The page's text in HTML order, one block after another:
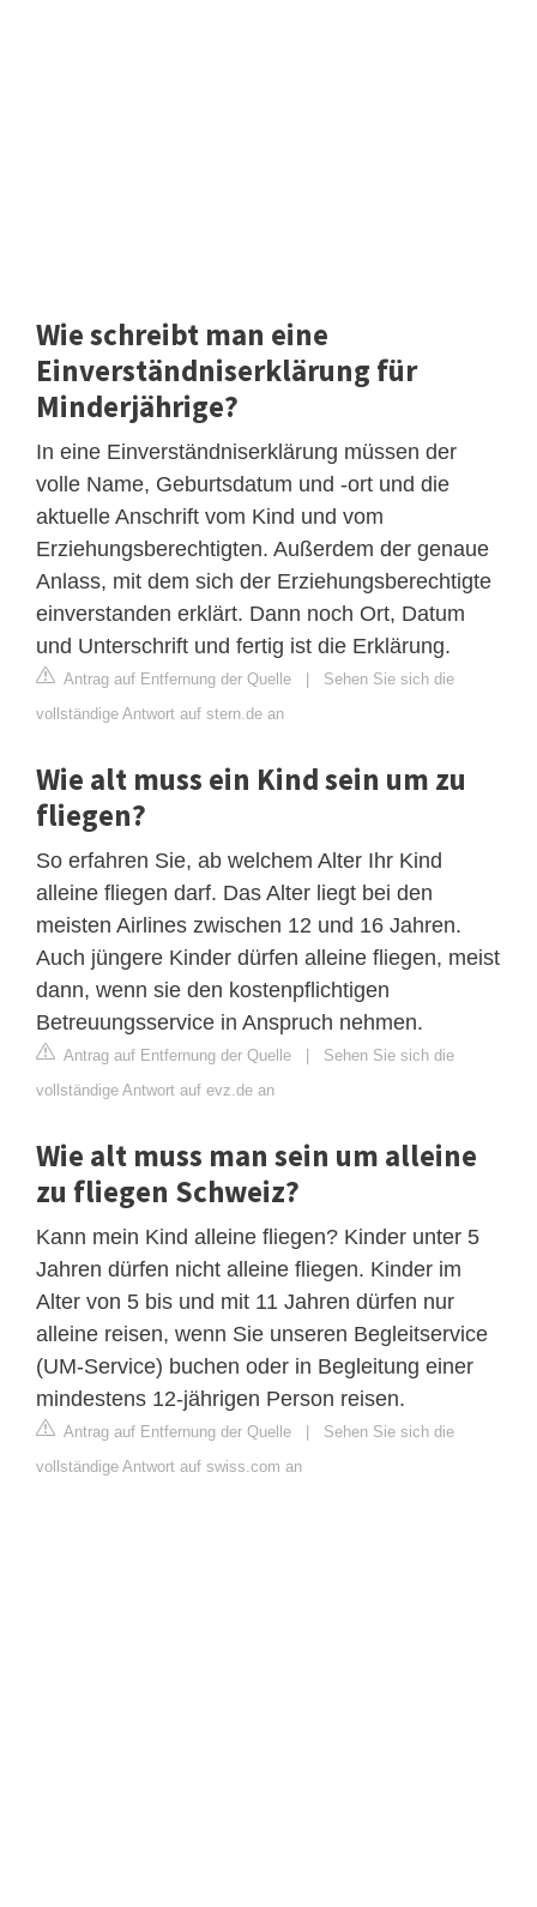
Wie schreibt man eine
Einverständniserklärung für
Minderjährige?
In eine Einverständniserklärung müssen der
volle Name, Geburtsdatum und -ort und die
aktuelle Anschrift vom Kind und vom
Erziehungsberechtigten. Außerdem der genaue
Anlass, mit dem sich der Erziehungsberechtigte
einverstanden erklärt. Dann noch Ort, Datum
und Unterschrift und fertig ist die Erklärung.
Antrag auf Entfernung der Quelle | Sehen Sie sich die
vollständige Antwort auf stern.de an
Wie alt muss ein Kind sein um zu
fliegen?
So erfahren Sie, ab welchem Alter Ihr Kind
alleine fliegen darf. Das Alter liegt bei den
meisten Airlines zwischen 12 und 16 Jahren.
Auch jüngere Kinder dürfen alleine fliegen, meist
dann, wenn sie den kostenpflichtigen
Betreuungsservice in Anspruch nehmen.
Antrag auf Entfernung der Quelle | Sehen Sie sich die
vollständige Antwort auf evz.de an
Wie alt muss man sein um alleine
zu fliegen Schweiz?
Kann mein Kind alleine fliegen? Kinder unter 5
Jahren dürfen nicht alleine fliegen. Kinder im
Alter von 5 bis und mit 11 Jahren dürfen nur
alleine reisen, wenn Sie ​unseren Begleitservice
(UM-Service) buchen oder in Begleitung einer
mindestens 12-jährigen Person reisen.
Antrag auf Entfernung der Quelle | Sehen Sie sich die
vollständige Antwort auf swiss.com an